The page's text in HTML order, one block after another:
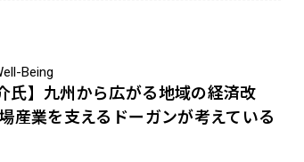
Being
氏】九州から広がる地域の経済改
産業を支えるドーガンが考えている